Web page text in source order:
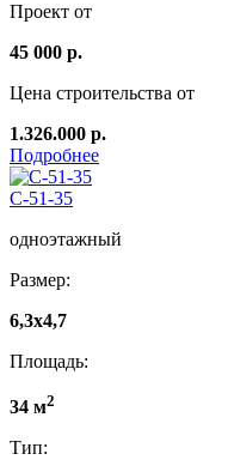
Проект от
45 000 р.
Цена строительства от
1.326.000 р.
Подробнее
C-51-35
одноэтажный
Размер:
6,3х4,7
Площадь:
34 м2
Тип: